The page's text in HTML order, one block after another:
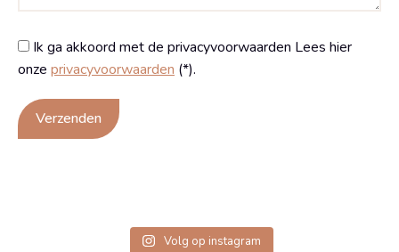
Ik ga akkoord met de privacyvoorwaarden Lees hier
onze privacyvoorwaarden (*).
Volg op instagram